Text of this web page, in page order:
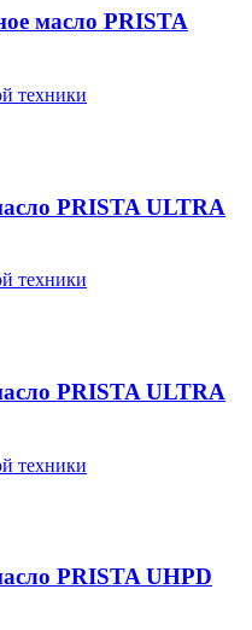
масло PRISTA
техники
PRISTA ULTRA
техники
PRISTA ULTRA
техники
PRISTA UHPD